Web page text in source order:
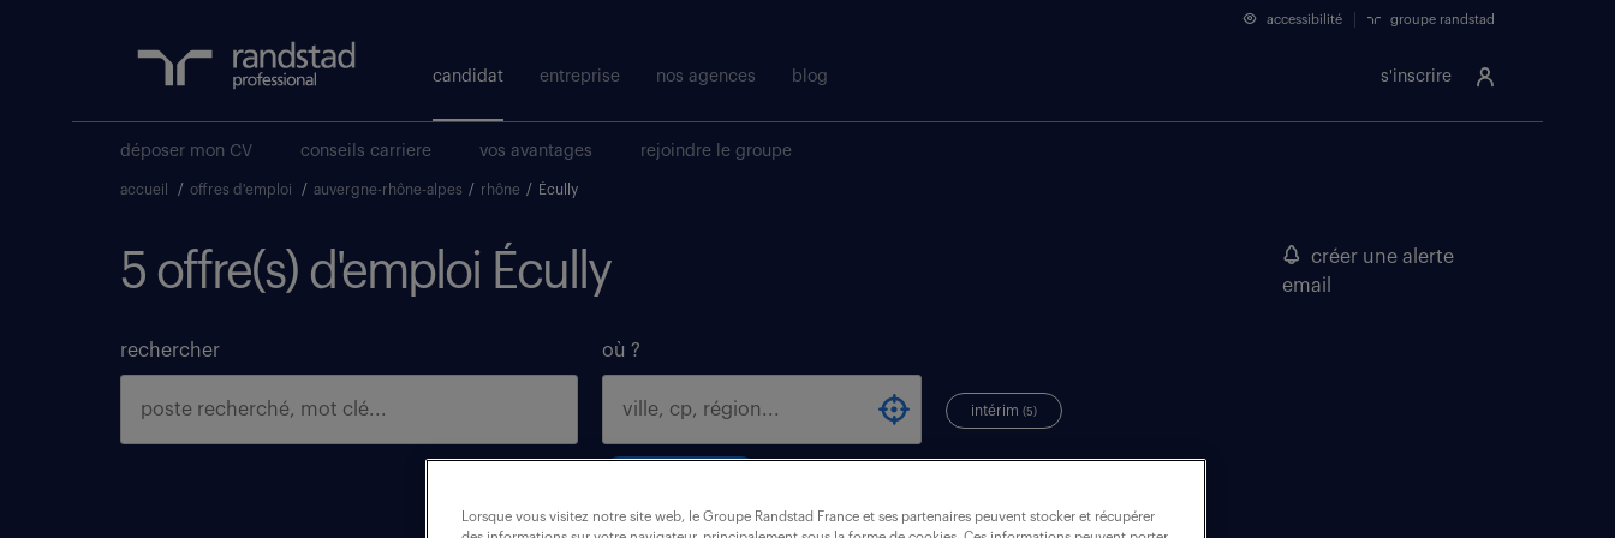
s'inscrire
accessibilité groupe randstad
candidat entreprise nos agences blog
déposer mon CV conseils carriere vos avantages rejoindre le groupe
accueil / offres d'emploi / auvergne-rhône-alpes / rhône / Écully
5 offre(s) d'emploi Écully
créer une alerte
email
rechercher où ?
intérim(5)
Lorsque vous visitez notre site web, le Groupe Randstad France et ses partenaires peuvent stocker et récupérer